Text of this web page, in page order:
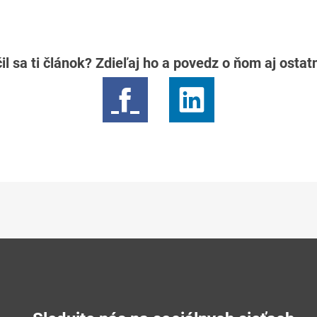
sa ti článok? Zdieľaj ho a povedz o ňom aj